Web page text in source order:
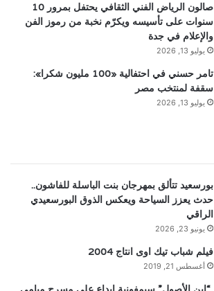
صالون الرياض الفني الثقافي يحتفل بمرور 10
سنوات على تأسيسه ويكرّم نخبة من رموز الفن
والإعلام في جدة
يوليو 13, 2026
تامر حسني في احتفالية «100 مليون شكرا»:
سقفة لمنتخب مصر
يوليو 13, 2026
بورسعيد تتألق بمهرجان بنت الباسلة للفاشون..
حدث يعزز السياحة ويعكس الذوق البورسعيدي
الراقي
يونيو 23, 2026
فيلم شباب تيك اوى انتاج 2004
أغسطس 21, 2019